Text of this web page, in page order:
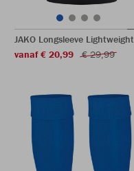
JAKO Longsleeve Lightweight
vanaf € 20,99
€ 29,99